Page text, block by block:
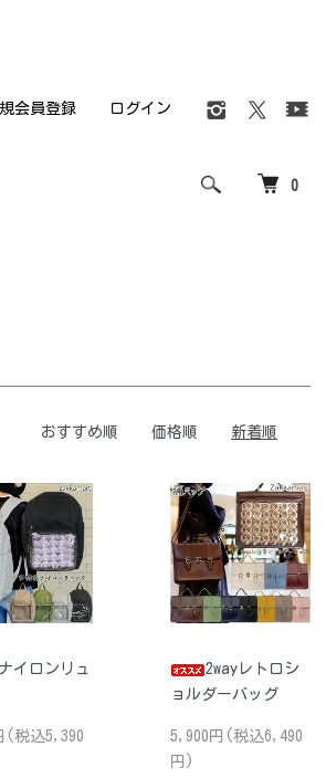
0
会員登録 ログイン
おすすめ順 価格順 新着順
イロンリュ
(税込5,390
2wayレトロシ
ョルダーバッグ
5,900円(税込6,490
円)